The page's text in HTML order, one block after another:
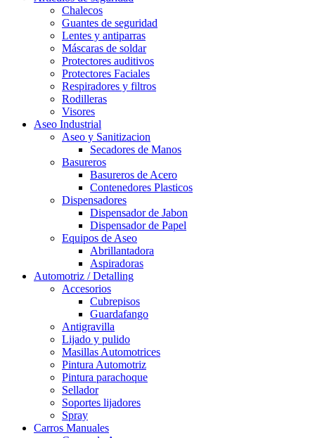
Chalecos
Guantes de seguridad
Lentes y antiparras
Máscaras de soldar
Protectores auditivos
Protectores Faciales
Respiradores y filtros
Rodilleras
Visores
Aseo Industrial
Aseo y Sanitizacion
Secadores de Manos
Basureros
Basureros de Acero
Contenedores Plasticos
Dispensadores
Dispensador de Jabon
Dispensador de Papel
Equipos de Aseo
Abrillantadora
Aspiradoras
Automotriz / Detalling
Accesorios
Cubrepisos
Guardafango
Antigravilla
Lijado y pulido
Masillas Automotrices
Pintura Automotriz
Pintura parachoque
Sellador
Soportes lijadores
Spray
Carros Manuales